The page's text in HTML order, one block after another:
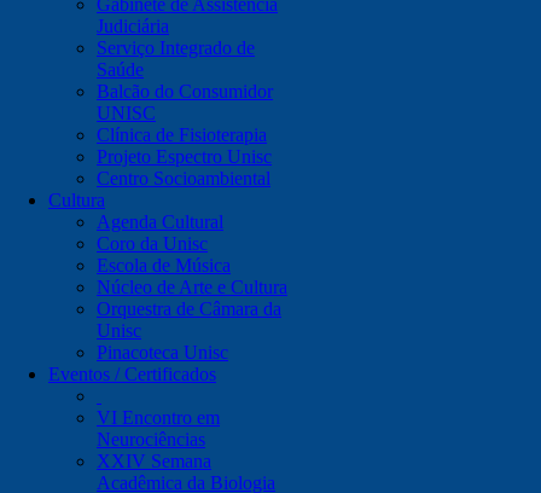
Gabinete de Assistência
Judiciária
Serviço Integrado de
Saúde
Balcão do Consumidor
UNISC
Clínica de Fisioterapia
Projeto Espectro Unisc
Centro Socioambiental
Cultura
Agenda Cultural
Coro da Unisc
Escola de Música
Núcleo de Arte e Cultura
Orquestra de Câmara da
Unisc
Pinacoteca Unisc
Eventos / Certificados
VI Encontro em
Neurociências
XXIV Semana
Acadêmica da Biologia